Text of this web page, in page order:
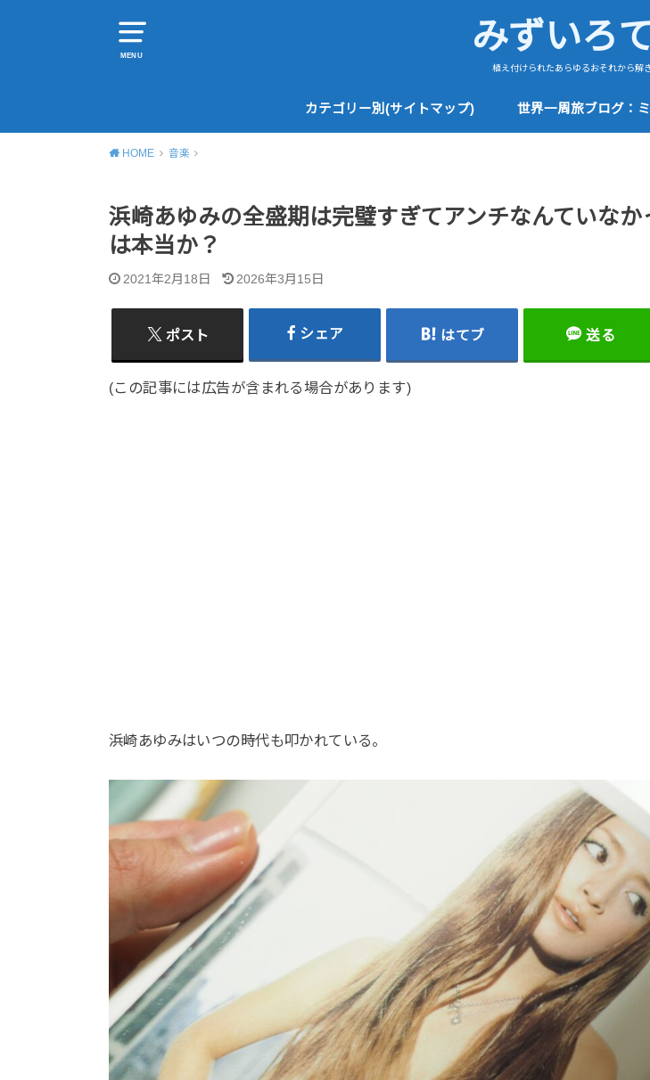
MENU みずいろ
植え付けられたあらゆるおそれから解
カテゴリー別(サイトマップ) 世界一周旅ブログ：
HOME 音楽
浜崎あゆみの全盛期は完璧すぎてアンチなんていなか
は本当か？
2021年2月18日 2026年3月15日
ポスト シェア はてブ 送る
(この記事には広告が含まれる場合があります)
浜崎あゆみはいつの時代も叩かれている。